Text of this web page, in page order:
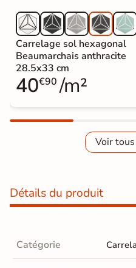
Carrelage sol hexagonal
Beaumarchais anthracite
28.5x33 cm
40€90 /m²
Voir
Détails du produit
Catégorie